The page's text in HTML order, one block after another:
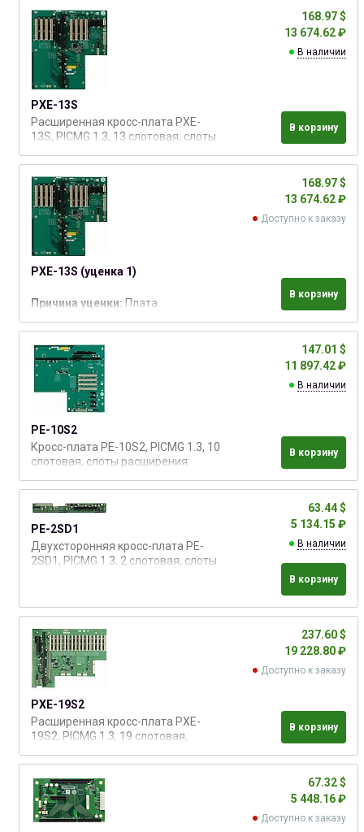
PXE-13S
Расширенная кросс-плата PXE-
13S, PICMG 1.3, 13 слотовая, слоты
3xPCI-E x1, 8xPCI
168.97 $
13 674.62 ₽
В наличии
В корзину
PXE-13S (уценка 1)
Причина уценки: Плата
использовалась в выставочном
стенде. Дефектов нет.
Комплектация неполная, без
упаковки.
Гарантийный срок
платы: 6 месяцев
168.97 $
13 674.62 ₽
Доступно к заказу
В корзину
PE-10S2
Кросс-плата PE-10S2, PICMG 1.3, 10
слотовая, слоты расширения:
x PCI, с разъемами 4 x USB, для
корпусов RACK-305G, RACK-360G,
147.01 $
11 897.42 ₽
В наличии
В корзину
PE-2SD1
Двухсторонняя кросс-плата PE-
2SD1, PICMG 1.3, 2 слотовая, слоты
63.44 $
5 134.15 ₽
В наличии
В корзину
PXE-19S2
Расширенная кросс-плата PXE-
19S2, PICMG 1.3, 19 слотовая,
x PCIe x16, 1 x PCIe x1, 16 x PCI, с
разъемами 4 x USB
237.60 $
19 228.80 ₽
Доступно к заказу
В корзину
67.32 $
5 448.16 ₽
Доступно к заказу